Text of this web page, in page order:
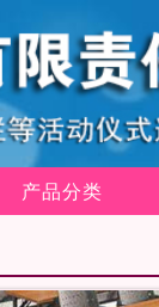
产品分类